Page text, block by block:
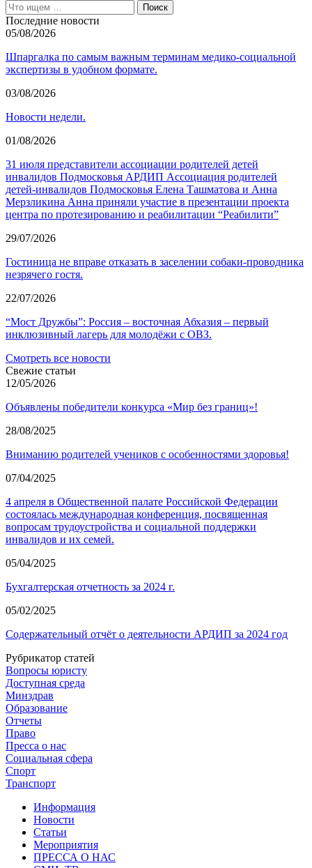
Последние новости
05/08/2026
Шпаргалка по самым важным терминам медико-социальной
экспертизы в удобном формате.
03/08/2026
Новости недели.
01/08/2026
31 июля представители ассоциации родителей детей
инвалидов Подмосковья АРДИП Ассоциация родителей
детей-инвалидов Подмосковья Елена Ташматова и Анна
Мерзликина Анна приняли участие в презентации проекта
центра по протезированию и реабилитации “Реабилити”
29/07/2026
Гостиница не вправе отказать в заселении собаки-проводника
незрячего гостя.
22/07/2026
“Мост Дружбы”: Россия – восточная Абхазия – первый
инклюзивный лагерь для молодёжи с ОВЗ.
Смотреть все новости
Свежие статьи
12/05/2026
Объявлены победители конкурса «Мир без границ»!
28/08/2025
Вниманию родителей учеников с особенностями здоровья!
07/04/2025
4 апреля в Общественной палате Российской Федерации
состоялась международная конференция, посвященная
вопросам трудоустройства и социальной поддержки
инвалидов и их семей.
05/04/2025
Бухгалтерская отчетность за 2024 г.
05/02/2025
Содержательный отчёт о деятельности АРДИП за 2024 год
Рубрикатор статей
Вопросы юристу
Доступная среда
Минздрав
Образование
Отчеты
Право
Пресса о нас
Социальная сфера
Спорт
Транспорт
Информация
Новости
Статьи
Мероприятия
ПРЕССА О НАС